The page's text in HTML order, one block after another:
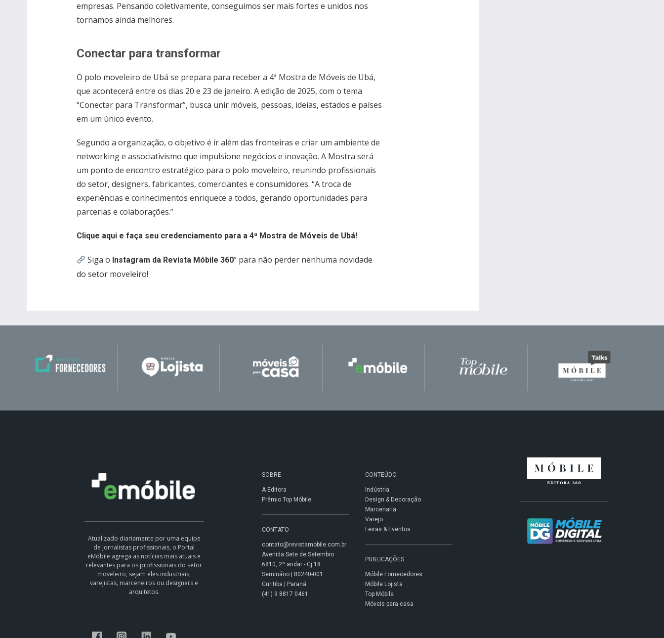
empresas. Pensando coletivamente, conseguimos ser mais fortes e unidos nos
tornamos ainda melhores.
Conectar para transformar
O polo moveleiro de Ubá se prepara para receber a 4ª Mostra de Móveis de Ubá,
que acontecerá entre os dias 20 e 23 de janeiro. A edição de 2025, com o tema
“Conectar para Transformar”, busca unir móveis, pessoas, ideias, estados e países
em um único evento.
Segundo a organização, o objetivo é ir além das fronteiras e criar um ambiente de
networking e associativismo que impulsione negócios e inovação. A Mostra será
um ponto de encontro estratégico para o polo moveleiro, reunindo profissionais
do setor, designers, fabricantes, comerciantes e consumidores. “A troca de
experiências e conhecimentos enriquece a todos, gerando oportunidades para
parcerias e colaborações.”
Clique aqui e faça seu credenciamento para a 4ª Mostra de Móveis de Ubá!
Siga o Instagram da Revista Móbile 360° para não perder nenhuma novidade
do setor moveleiro!
Atualizado diariamente por uma equipe
de jornalistas profissionais, o Portal
eMóbile agrega as notícias mais atuais e
relevantes para os profissionais do setor
moveleiro, sejam eles industriais,
varejistas, marceneiros ou designers e
arquitetos.
SOBRE
A Editora
Prêmio Top Móbile
CONTATO
contato@revistamobile.com.br
Avenida Sete de Setembro
6810, 2º andar - Cj 18
Seminário | 80240-001
Curitiba | Paraná
(41) 9 8817 0461
CONTEÚDO
Indústria
Design & Decoração
Marcenaria
Varejo
Feiras & Eventos
PUBLICAÇÕES
Móbile Fornecedores
Móbile Lojista
Top Móbile
Móveis para casa